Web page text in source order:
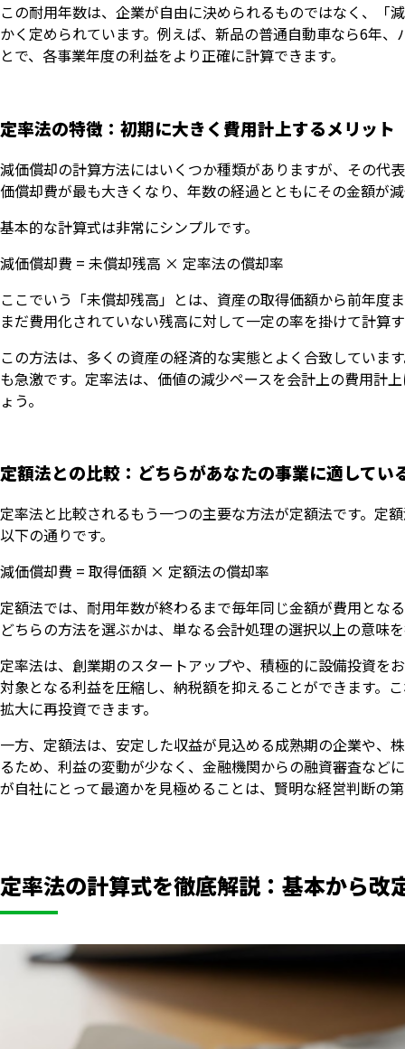
この耐用年数は、企業が自由に決められるものではなく、「
かく定められています。例えば、新品の普通自動車なら6年
とで、各事業年度の利益をより正確に計算できます。
定率法の特徴：初期に大きく費用計上するメリット
減価償却の計算方法にはいくつか種類がありますが、その代
価償却費が最も大きくなり、年数の経過とともにその金額が
基本的な計算式は非常にシンプルです。
減価償却費 = 未償却残高 × 定率法の償却率
ここでいう「未償却残高」とは、資産の取得価額から前年度
まだ費用化されていない残高に対して一定の率を掛けて計算
この方法は、多くの資産の経済的な実態とよく合致していま
も急激です。定率法は、価値の減少ペースを会計上の費用計
ょう。
定額法との比較：どちらがあなたの事業に適してい
定率法と比較されるもう一つの主要な方法が定額法です。定
以下の通りです。
減価償却費 = 取得価額 × 定額法の償却率
定額法では、耐用年数が終わるまで毎年同じ金額が費用とな
どちらの方法を選ぶかは、単なる会計処理の選択以上の意味
定率法は、創業期のスタートアップや、積極的に設備投資を
対象となる利益を圧縮し、納税額を抑えることができます。
拡大に再投資できます。
一方、定額法は、安定した収益が見込める成熟期の企業や、
るため、利益の変動が少なく、金融機関からの融資審査など
が自社にとって最適かを見極めることは、賢明な経営判断の
定率法の計算式を徹底解説：基本から改